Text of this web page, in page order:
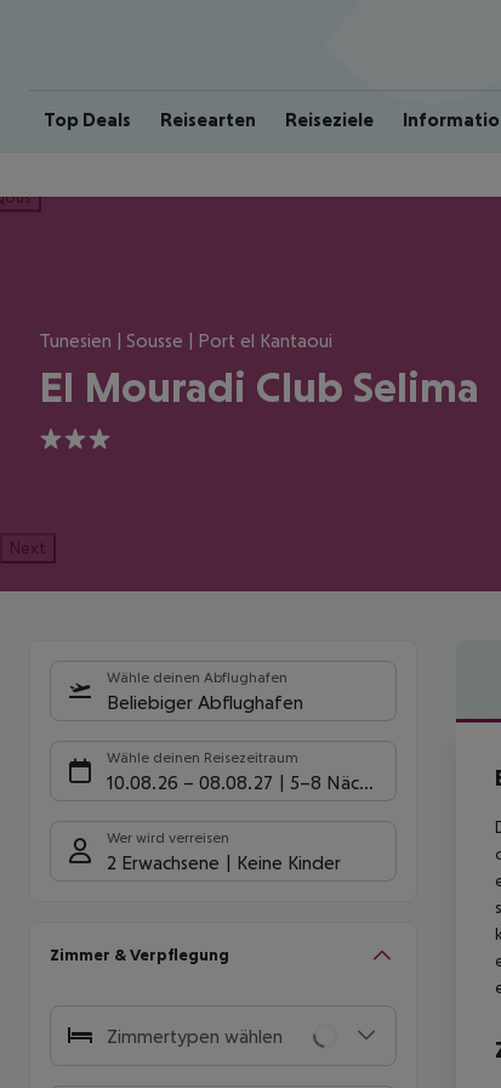
Top Deals Reisearten Reiseziele
Tunesien | Sousse | Port el Kantaoui
El Mouradi Club Selima
3
Next
Wähle deinen Abflughafen
Beliebiger Abflughafen
Wähle deinen Reisezeitraum
10.08.26 – 08.08.27 5-8 Nächte
Wer wird verreisen
2 Erwachsene Keine Kinder
Zimmer & Verpflegung
Zimmertypen wählen